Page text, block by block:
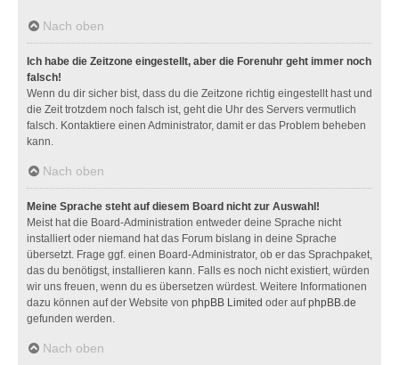
Nach oben
Ich habe die Zeitzone eingestellt, aber die Forenuhr geht immer noch
falsch!
Wenn du dir sicher bist, dass du die Zeitzone richtig eingestellt hast und
die Zeit trotzdem noch falsch ist, geht die Uhr des Servers vermutlich
falsch. Kontaktiere einen Administrator, damit er das Problem beheben
kann.
Nach oben
Meine Sprache steht auf diesem Board nicht zur Auswahl!
Meist hat die Board-Administration entweder deine Sprache nicht
installiert oder niemand hat das Forum bislang in deine Sprache
übersetzt. Frage ggf. einen Board-Administrator, ob er das Sprachpaket,
das du benötigst, installieren kann. Falls es noch nicht existiert, würden
wir uns freuen, wenn du es übersetzen würdest. Weitere Informationen
dazu können auf der Website von phpBB Limited oder aufphpBB.de
gefunden werden.
Nach oben